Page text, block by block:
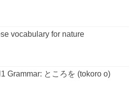
vocabulary for nature
Grammar: ところを (tokoro o)